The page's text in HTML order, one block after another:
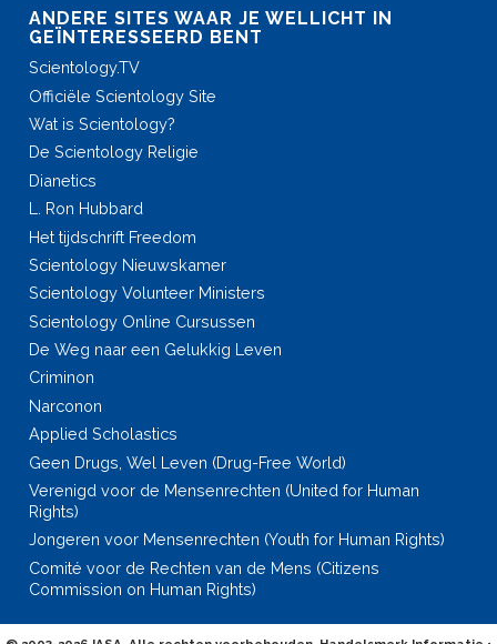
ANDERE SITES WAAR JE WELLICHT IN
GEÏNTERESSEERD BENT
Scientology.TV
Officiële Scientology Site
Wat is Scientology?
De Scientology Religie
Dianetics
L. Ron Hubbard
Het tijdschrift Freedom
Scientology Nieuwskamer
Scientology Volunteer Ministers
Scientology Online Cursussen
De Weg naar een Gelukkig Leven
Criminon
Narconon
Applied Scholastics
Geen Drugs, Wel Leven (Drug-Free World)
Verenigd voor de Mensenrechten (United for Human
Rights)
Jongeren voor Mensenrechten (Youth for Human Rights)
Comité voor de Rechten van de Mens (Citizens
Commission on Human Rights)